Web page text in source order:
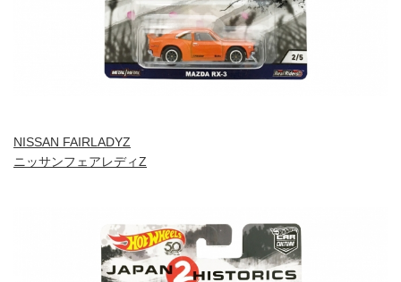
NISSAN FAIRLADYZ
ニッサンフェアレディZ